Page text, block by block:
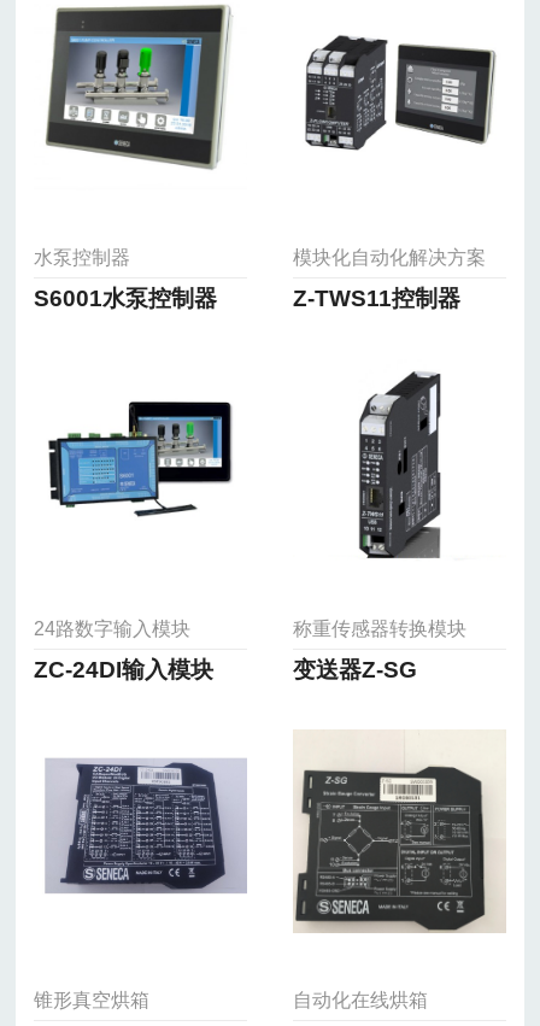
水泵控制器
S6001水泵控制器
模块化自动化解决方案
Z-TWS11控制器
24路数字输入模块
ZC-24DI输入模块
称重传感器转换模块
变送器Z-SG
锥形真空烘箱 自动化在线烘箱